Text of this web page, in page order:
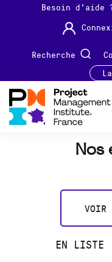
Besoin d'aide
Recherche
Nos
VOIR
EN LISTE